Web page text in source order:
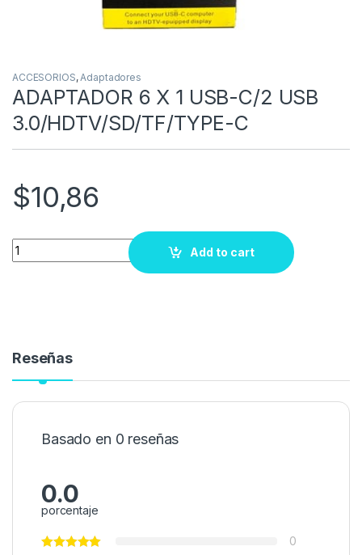
ACCESORIOS, Adaptadores
ADAPTADOR 6 X 1 USB-C/2 USB
3.0/HDTV/SD/TF/TYPE-C
$10,86
Quantity
Add to cart
Reseñas
Basado en 0 reseñas
0.0
porcentaje
0